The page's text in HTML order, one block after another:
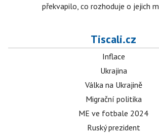
překvapilo, co rozhoduje o jejich
Tiscali.cz
Inflace
Ukrajina
Válka na Ukrajině
Migrační politika
ME ve fotbale 2024
Ruský prezident